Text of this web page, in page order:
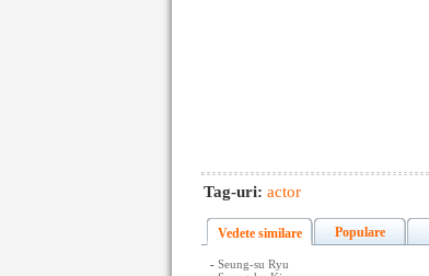
Tag-uri: actor
Vedete similare Populare
- Seung-su Ryu